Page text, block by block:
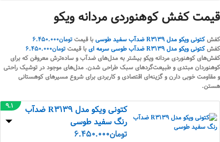
قیمت کفش کوهنوردی مردانه ویکو
کفشکتونی ویکو مدل R3139 ضدآب سفید طوسی با قیمت تومان6.450.000
کفشکتونی ویکو مدل R3139 ضدآب طوسی سرمه ای با قیمت تومان6.450.000
کفش‌های کوهنوردی مردانه ویکو بیشتر به مدل‌های ضدآب و ساده‌ترش معروفن که برای
کوهنوردان مبتدی و طبیعت‌گردهای سبک طراحی شدن. مدل‌های موجود در توشیک راحتی
و مقاومت خوبی دارن و گزینه‌ای اقتصادی و کاربردی برای شروع مسیرهای کوهستانی
هستن.
9.1
کتونی ویکو مدل R3139 ضدآب
رنگ سفید طوسی
تومان6.450.000